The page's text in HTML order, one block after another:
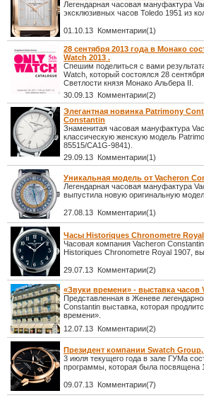
Легендарная часовая мануфактура
эксклюзивных часов Toledo 1951 из
01.10.13 Комментарии(1)
28 сентября 2013 года в Монако
Watch 2013 .
Спешим поделиться с вами
Watch, который состоялся 28
Светлости князя Монако Альбера II.
30.09.13 Комментарии(2)
Элегантная новинка Patrimony
Constantin
Знаменитая часовая мануфактура
классическую женскую модель
85515/CA1G-9841).
29.09.13 Комментарии(1)
Уникальная модель от Vacheron
Легендарная часовая мануфактура
выпустила новую оригинальную
27.08.13 Комментарии(1)
Часы Historiques Chronometre
Часовая компания Vacheron
Historiques Chronometre Royal 1907,
29.07.13 Комментарии(2)
«Звуки времени» - выставка часов
Представленная в Женеве
Constantin выставка, которая
времени».
12.07.13 Комментарии(2)
Президент компании Swatch
3 июля текущего года в зале ГУМа
программы, которая была посвящена
09.07.13 Комментарии(7)